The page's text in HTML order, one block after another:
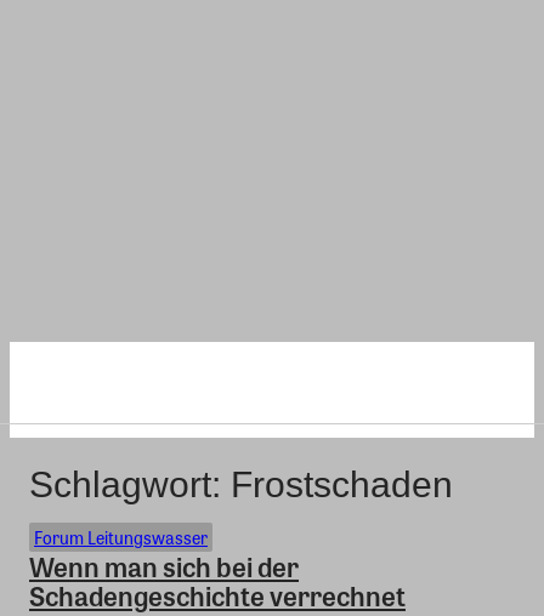
Schlagwort: Frostschaden
Forum Leitungswasser
Wenn man sich bei der
Schadengeschichte verrechnet